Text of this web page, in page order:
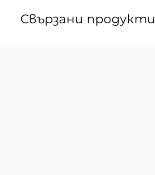
Свързани продукти